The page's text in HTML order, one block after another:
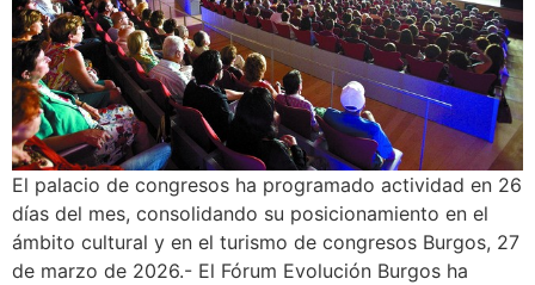
El palacio de congresos ha programado actividad en 26
días del mes, consolidando su posicionamiento en el
ámbito cultural y en el turismo de congresos Burgos, 27
de marzo de 2026.- El Fórum Evolución Burgos ha